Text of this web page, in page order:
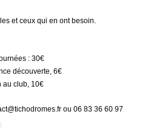
et ceux qui en ont besoin.
: 30€
découverte, 6€
au club, 10€
ou 06 83 36 60 97